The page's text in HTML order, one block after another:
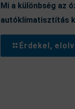
Mi a különbség az
autóklímatisztítás
Érdekel,